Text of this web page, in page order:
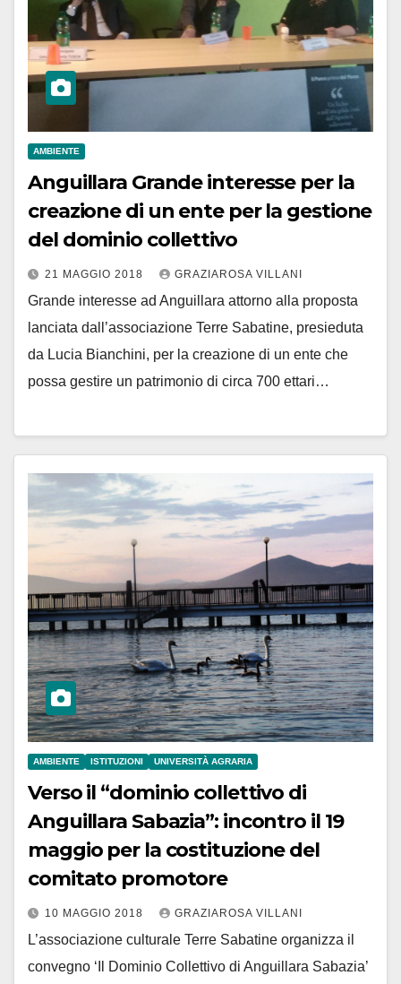
AMBIENTE
Anguillara Grande interesse per la
creazione di un ente per la gestione
del dominio collettivo
21 MAGGIO 2018 GRAZIAROSA VILLANI
Grande interesse ad Anguillara attorno alla proposta
lanciata dall’associazione Terre Sabatine, presieduta
da Lucia Bianchini, per la creazione di un ente che
possa gestire un patrimonio di circa 700 ettari…
AMBIENTE ISTITUZIONI UNIVERSITÀ AGRARIA
Verso il “dominio collettivo di
Anguillara Sabazia”: incontro il 19
maggio per la costituzione del
comitato promotore
10 MAGGIO 2018 GRAZIAROSA VILLANI
L’associazione culturale Terre Sabatine organizza il
convegno ‘Il Dominio Collettivo di Anguillara Sabazia’